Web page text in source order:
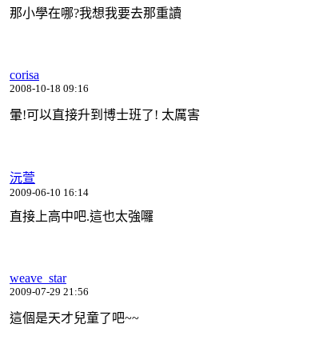
那小學在哪?我想我要去那重讀
corisa
2008-10-18 09:16
暈!可以直接升到博士班了! 太厲害
沅萱
2009-06-10 16:14
直接上高中吧.這也太強囉
weave_star
2009-07-29 21:56
這個是天才兒童了吧~~